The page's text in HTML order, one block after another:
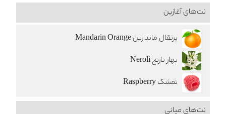
نت‌های آغازین
پرتقال ماندارین Mandarin Orange
بهار نارنج Neroli
تمشک Raspberry
نت‌های میانی